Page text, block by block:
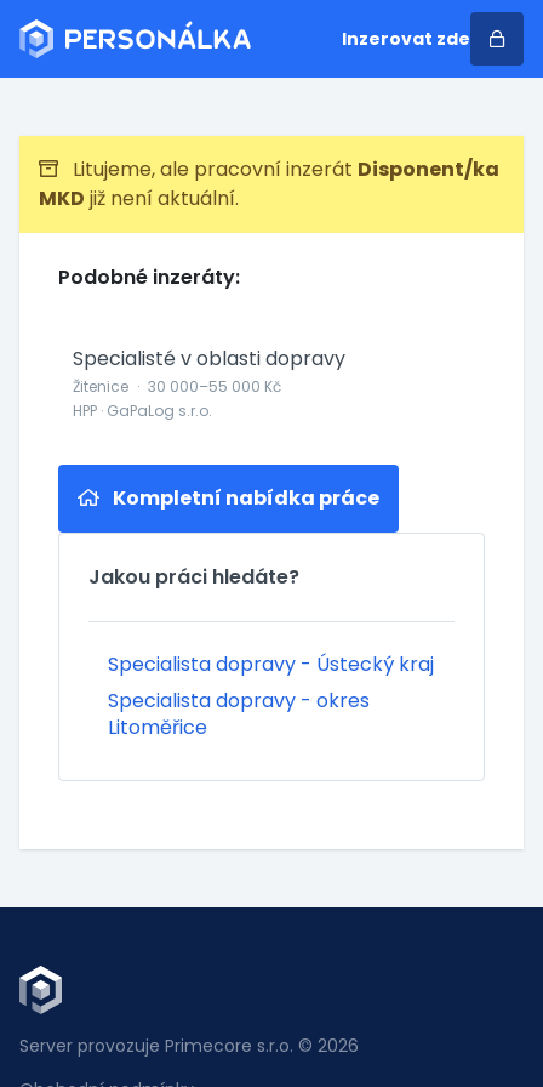
Inzerovat zde
Litujeme, ale pracovní inzerát Disponent/ka
MKD již není aktuální.
Podobné inzeráty:
Specialisté v oblasti dopravy
Žitenice · 30 000–55 000 Kč
HPP · GaPaLog s.r.o.
Kompletní nabídka práce
Jakou práci hledáte?
Specialista dopravy - Ústecký kraj
Specialista dopravy - okres
Litoměřice
Server provozuje Primecore s.r.o. © 2026